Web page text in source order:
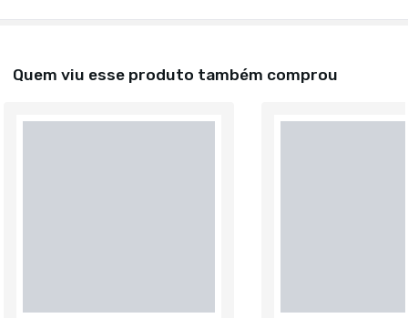
Quem viu esse produto também comprou